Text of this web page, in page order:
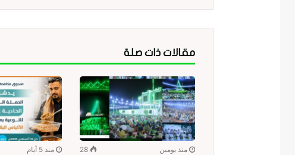
مقالات ذات صلة
منذ يومين
28
منذ 5 أيام